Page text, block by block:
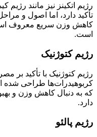
رژیم اتکینز نیز مانند
تأکید دارد، اما اصول و
کاهش وزن سریع معروف
است.
رژیم کتوژنیک
رژیم کتوژنیک با تأکید بر
کربوهیدرات‌ها طراحی شده
که به دنبال کاهش وزن و
دارد.
رژیم پالئو